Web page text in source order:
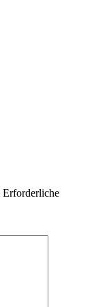
Erforderliche